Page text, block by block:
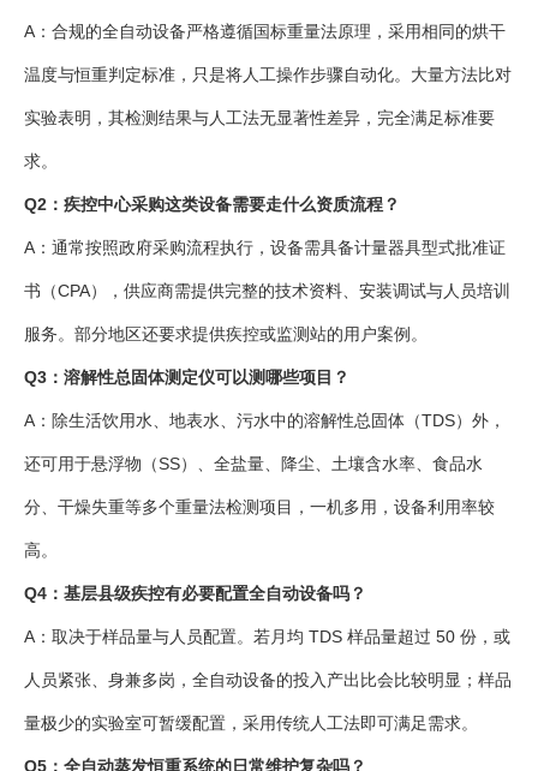
A：合规的全自动设备严格遵循国标重量法原理，采用相同的烘干
温度与恒重判定标准，只是将人工操作步骤自动化。大量方法比对
实验表明，其检测结果与人工法无显著性差异，完全满足标准要
求。
Q2：疾控中心采购这类设备需要走什么资质流程？
A：通常按照政府采购流程执行，设备需具备计量器具型式批准证
书（CPA），供应商需提供完整的技术资料、安装调试与人员培训
服务。部分地区还要求提供疾控或监测站的用户案例。
Q3：溶解性总固体测定仪可以测哪些项目？
A：除生活饮用水、地表水、污水中的溶解性总固体（TDS）外，
还可用于悬浮物（SS）、全盐量、降尘、土壤含水率、食品水
分、干燥失重等多个重量法检测项目，一机多用，设备利用率较
高。
Q4：基层县级疾控有必要配置全自动设备吗？
A：取决于样品量与人员配置。若月均 TDS 样品量超过 50 份，或
人员紧张、身兼多岗，全自动设备的投入产出比会比较明显；样品
量极少的实验室可暂缓配置，采用传统人工法即可满足需求。
Q5：全自动蒸发恒重系统的日常维护复杂吗？